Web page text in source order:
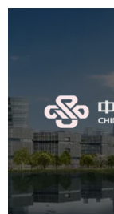
中国
机构组织 国